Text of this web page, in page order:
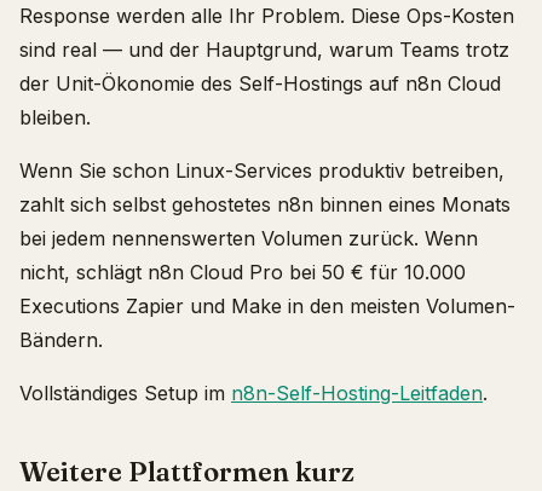
Response werden alle Ihr Problem. Diese Ops-Kosten
sind real — und der Hauptgrund, warum Teams trotz
der Unit-Ökonomie des Self-Hostings auf n8n Cloud
bleiben.
Wenn Sie schon Linux-Services produktiv betreiben,
zahlt sich selbst gehostetes n8n binnen eines Monats
bei jedem nennenswerten Volumen zurück. Wenn
nicht, schlägt n8n Cloud Pro bei 50 € für 10.000
Executions Zapier und Make in den meisten Volumen-
Bändern.
Vollständiges Setup im n8n-Self-Hosting-Leitfaden.
Weitere Plattformen kurz